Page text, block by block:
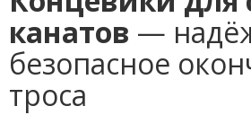
канатов —
безопасное
троса